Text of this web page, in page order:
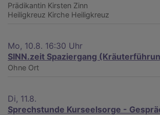
Prädikantin Kirsten Zinn
Heiligkreuz Kirche Heiligkreuz
Mo, 10.8. 16:30 Uhr
SINN.zeit Spaziergang
Ohne Ort
Di, 11.8.
Sprechstunde Kurseelsorge -